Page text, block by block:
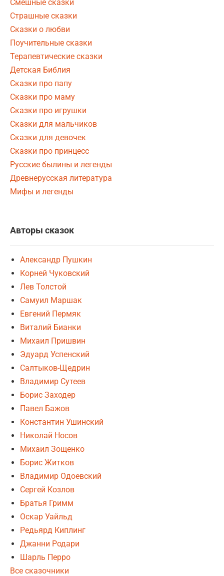
Смешные сказки
Страшные сказки
Сказки о любви
Поучительные сказки
Терапевтические сказки
Детская Библия
Сказки про папу
Сказки про маму
Сказки про игрушки
Сказки для мальчиков
Сказки для девочек
Сказки про принцесс
Русские былины и легенды
Древнерусская литература
Мифы и легенды
Авторы сказок
Александр Пушкин
Корней Чуковский
Лев Толстой
Самуил Маршак
Евгений Пермяк
Виталий Бианки
Михаил Пришвин
Эдуард Успенский
Салтыков-Щедрин
Владимир Сутеев
Борис Заходер
Павел Бажов
Константин Ушинский
Николай Носов
Михаил Зощенко
Борис Житков
Владимир Одоевский
Сергей Козлов
Братья Гримм
Оскар Уайльд
Редьярд Киплинг
Джанни Родари
Шарль Перро
Все сказочники